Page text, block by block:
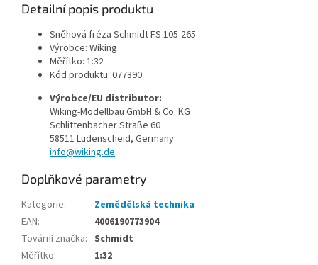
Detailní popis produktu
Sněhová fréza Schmidt FS 105-265
Výrobce: Wiking
Měřítko: 1:32
Kód produktu: 077390
Výrobce/EU distributor:
Wiking-Modellbau GmbH & Co. KG
Schlittenbacher Straße 60
58511 Lüdenscheid, Germany
info@wiking.de
Doplňkové parametry
Kategorie:
Zemědělská technika
EAN:
4006190773904
Tovární značka: Schmidt
Měřítko:
1:32